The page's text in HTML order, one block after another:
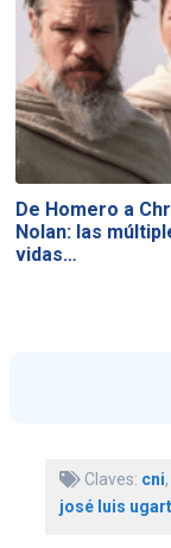
De Homero a
Nolan: las
vidas…
Claves: cni,
josé luis